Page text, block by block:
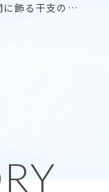
飾る干支の暖